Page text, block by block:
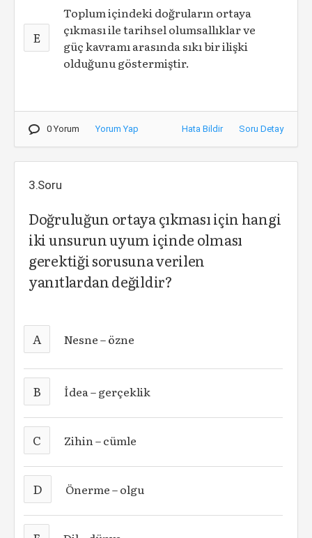
E
Toplum içindeki doğruların ortaya
çıkması ile tarihsel olumsallıklar ve
güç kavramı arasında sıkı bir ilişki
olduğunu göstermiştir.
0 Yorum Yorum Yap Hata Bildir Soru Detay
3.Soru
Doğruluğun ortaya çıkması için hangi
iki unsurun uyum içinde olması
gerektiği sorusuna verilen
yanıtlardan değildir?
A Nesne – özne
B İdea – gerçeklik
C Zihin – cümle
D Önerme – olgu